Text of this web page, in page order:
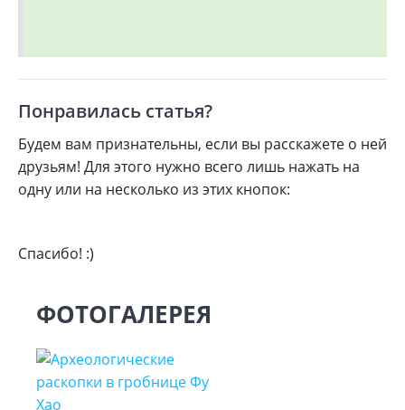
Понравилась статья?
Будем вам признательны, если вы расскажете о ней
друзьям! Для этого нужно всего лишь нажать на
одну или на несколько из этих кнопок:
Спасибо! :)
ФОТОГАЛЕРЕЯ